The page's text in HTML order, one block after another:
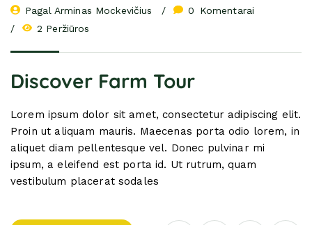
Pagal Arminas Mockevičius 0
Komentarai
2 Peržiūros
Discover Farm Tour
Lorem ipsum dolor sit amet, consectetur adipiscing elit.
Proin ut aliquam mauris. Maecenas porta odio lorem, in
aliquet diam pellentesque vel. Donec pulvinar mi
ipsum, a eleifend est porta id. Ut rutrum, quam
vestibulum placerat sodales